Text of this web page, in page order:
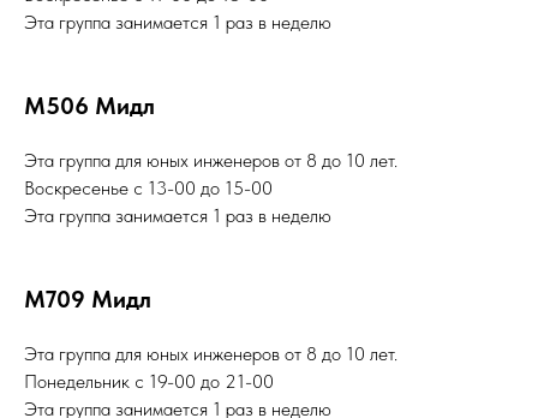
Эта группа занимается 1 раз в неделю
М506 Мидл
Эта группа для юных инженеров от 8 до 10 лет.
Воскресенье с 13-00 до 15-00
Эта группа занимается 1 раз в неделю
М709 Мидл
Эта группа для юных инженеров от 8 до 10 лет.
Понедельник с 19-00 до 21-00
Эта группа занимается 1 раз в неделю